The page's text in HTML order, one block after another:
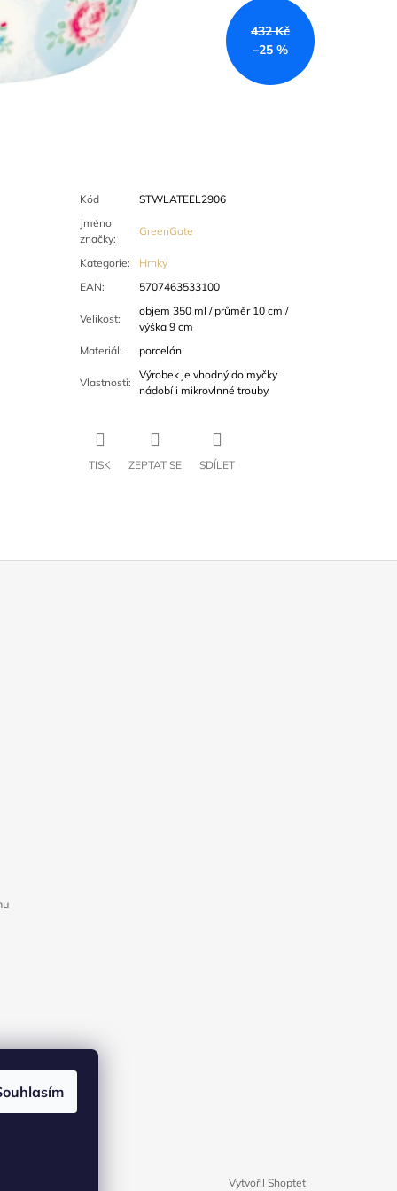
432 Kč
–25 %
Kód
STWLATEEL2906
Jméno
značky:
GreenGate
Kategorie:
Hrnky
EAN: 5707463533100
Velikost:
objem 350 ml / průměr 10 cm /
výška 9 cm
Materiál: porcelán
Vlastnosti:
Výrobek je vhodný do myčky
nádobí i mikrovlnné trouby.
TISK ZEPTAT SE SDÍLET
Vytvořil Shoptet